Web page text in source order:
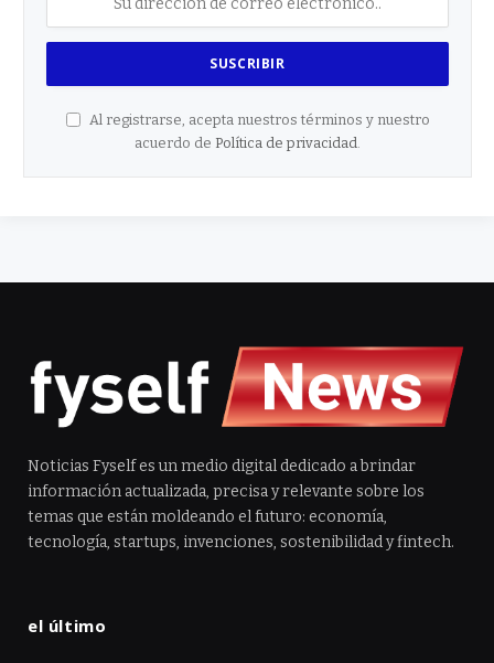
Al registrarse, acepta nuestros términos y nuestro
acuerdo de Política de privacidad.
Noticias Fyself es un medio digital dedicado a brindar
información actualizada, precisa y relevante sobre los
temas que están moldeando el futuro: economía,
tecnología, startups, invenciones, sostenibilidad y fintech.
el último